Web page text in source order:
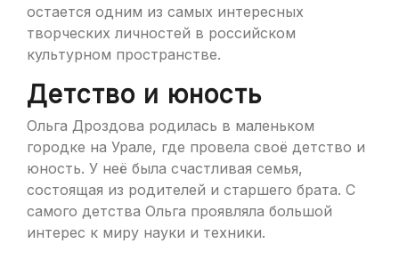
остается одним из самых интересных
творческих личностей в российском
культурном пространстве.
Детство и юность
Ольга Дроздова родилась в маленьком
городке на Урале, где провела своё детство и
юность. У неё была счастливая семья,
состоящая из родителей и старшего брата. С
самого детства Ольга проявляла большой
интерес к миру науки и техники.